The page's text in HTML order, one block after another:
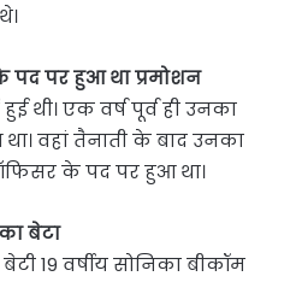
पर हुआ था प्रमोशन
थी। एक वर्ष पूर्व ही उनका
वहां तैनाती के बाद उनका
के पद पर हुआ था।
बेटा
19 वर्षीय सोनिका बीकॉम